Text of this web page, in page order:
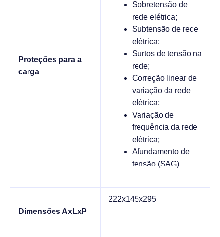
Proteções para a
carga
Sobretensão de
rede elétrica;
Subtensão de rede
elétrica;
Surtos de tensão na
rede;
Correção linear de
variação da rede
elétrica;
Variação de
frequência da rede
elétrica;
Afundamento de
tensão (SAG)
Dimensões AxLxP
222x145x295